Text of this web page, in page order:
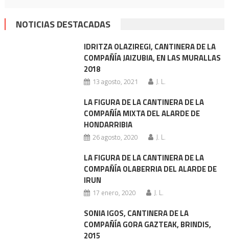
NOTICIAS DESTACADAS
IDRITZA OLAZIREGI, CANTINERA DE LA
COMPAÑÍA JAIZUBIA, EN LAS MURALLAS
2018
13 agosto, 2021 J. L.
LA FIGURA DE LA CANTINERA DE LA
COMPAÑÍA MIXTA DEL ALARDE DE
HONDARRIBIA
26 agosto, 2020 J. L.
LA FIGURA DE LA CANTINERA DE LA
COMPAÑÍA OLABERRIA DEL ALARDE DE
IRUN
17 enero, 2020 J. L.
SONIA IGOS, CANTINERA DE LA
COMPAÑÍA GORA GAZTEAK, BRINDIS,
2015